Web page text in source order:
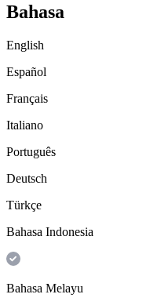
Bahasa
English
Español
Français
Italiano
Português
Deutsch
Türkçe
Bahasa Indonesia
Bahasa Melayu